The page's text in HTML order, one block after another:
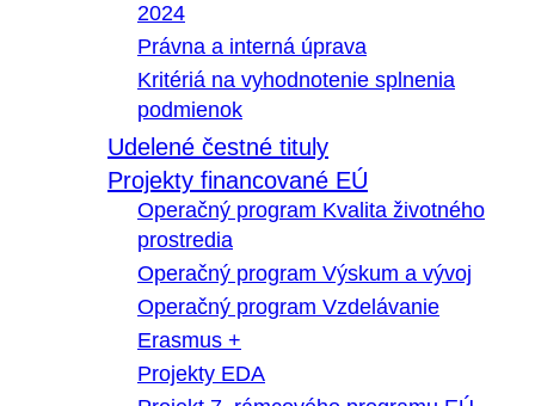
2024
Právna a interná úprava
Kritériá na vyhodnotenie splnenia
podmienok
Udelené čestné tituly
Projekty financované EÚ
Operačný program Kvalita životného
prostredia
Operačný program Výskum a vývoj
Operačný program Vzdelávanie
Erasmus +
Projekty EDA